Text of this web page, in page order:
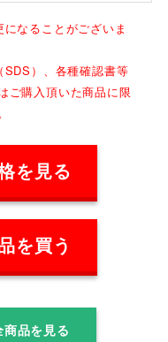
なることがございま
）、各種確認書等
ご購入頂いた商品に限
を見る
を買う
品を見る